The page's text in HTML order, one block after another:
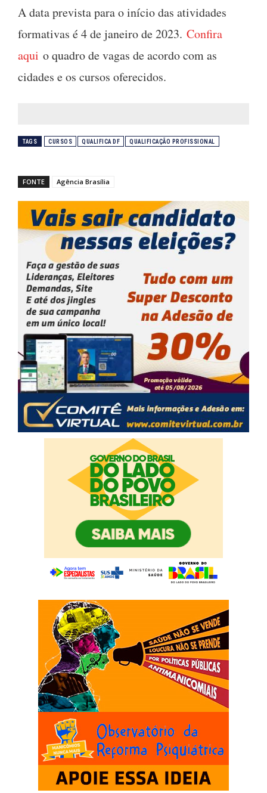
A data prevista para o início das atividades
formativas é 4 de janeiro de 2023. Confira
aqui o quadro de vagas de acordo com as
cidades e os cursos oferecidos.
TAGS CURSOS QUALIFICA DF QUALIFICAÇÃO PROFISSIONAL
FONTE Agência Brasília